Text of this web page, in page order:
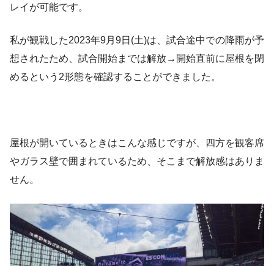
レイが可能です。
私が観戦した2023年9月9日(土)は、試合途中での降雨が予
想されたため、試合開始までは解放→開始直前に屋根を閉
めるという2形態を確認することができました。
屋根が開いているときはこんな感じですが、四方を観客席
やガラス壁で囲まれているため、そこまで解放感はありま
せん。